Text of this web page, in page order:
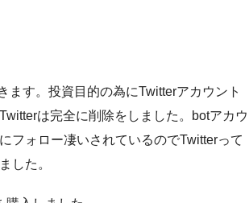
ます。投資目的の為にTwitterアカウント
は完全に削除をしました。botアカウ
フォロー凄いされているのでTwitterって
した。